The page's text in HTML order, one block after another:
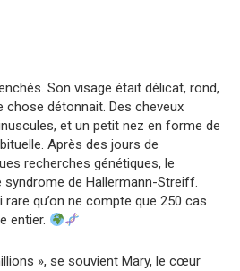
Son visage était délicat, rond,
détonnait. Des cheveux
et un petit nez en forme de
Après des jours de
recherches génétiques, le
de Hallermann-Streiff.
qu’on ne compte que 250 cas
entier.
», se souvient Mary, le cœur